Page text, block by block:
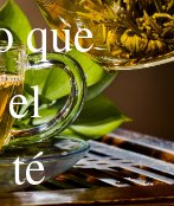
que